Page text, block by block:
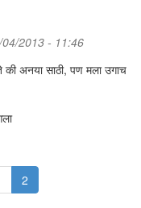
2013 - 11:46
अनया साठी, पण मला उगाच
2